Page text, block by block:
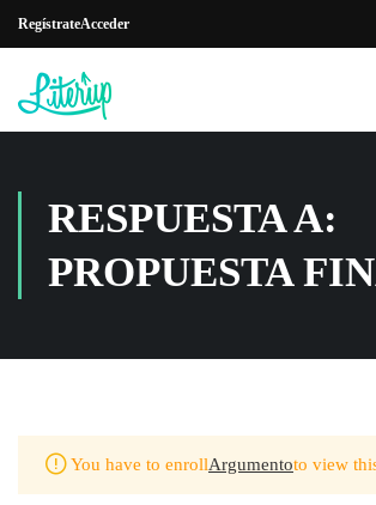
RegístrateAcceder
RESPUESTA A:
PROPUESTA
You have to enrollArgumentoto view